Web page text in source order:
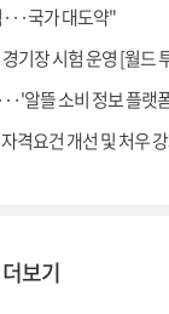
국가 대도약"
기장 시험 운영 [월드
알뜰 소비 정보 플랫
개선 및 처우 강화 [정책
더보기